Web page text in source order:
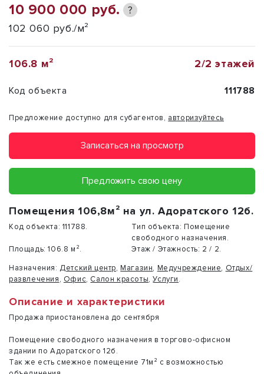
10 900 000 руб. ?
102 060 руб./м²
106.8 м² 2/2 этажей
Код объекта 111788
Предложение доступно для субагентов, авторизуйтесь
Записаться на просмотр
Предложить свою цену
Помещения 106,8м² на ул. Адоратского 12б.
Код объекта: 111788. Тип объекта: Помещение
свободного назначения.
Площадь: 106.8 м². Этаж / Этажность: 2 / 2.
Назначения: Детский центр, Магазин, Медучреждение, Отдых/
развлечения, Офис, Салон красоты,Услуги.
Описание и характеристики
Продажа приостановлена до сентября
Помещение свободного назначения в торгово-офисном
здании по Адоратского 12б.
Так же есть смежное помещение 71м² с возможностью